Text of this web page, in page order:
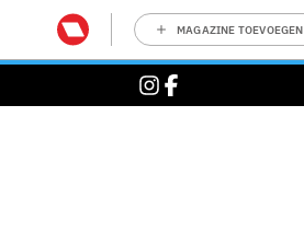
MAGAZINE TOEVOEGEN